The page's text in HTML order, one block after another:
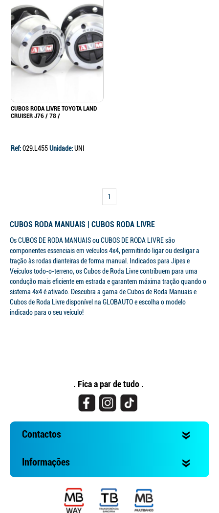
CUBOS RODA LIVRE TOYOTA LAND
CRUISER J76 / 78 /
Ref:029.L455Unidade:UNI
1
CUBOS RODA MANUAIS | CUBOS RODA LIVRE
Os CUBOS DE RODA MANUAIS ou CUBOS DE RODA LIVRE são
componentes essenciais em veículos 4x4, permitindo ligar ou desligar a
tração às rodas dianteiras de forma manual. Indicados para Jipes e
Veículos todo-o-terreno, os Cubos de Roda Livre contribuem para uma
condução mais eficiente em estrada e garantem máxima tração quando o
sistema 4x4 é ativado. Descubra a gama de Cubos de Roda Manuais e
Cubos de Roda Livre disponível na GLOBAUTO e escolha o modelo
indicado para o seu veículo!
. Fica a par de tudo .
Contactos
Informações